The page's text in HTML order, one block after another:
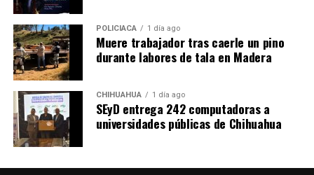
POLICIACA 1 día ago
Muere trabajador tras caerle un pino
durante labores de tala en Madera
CHIHUAHUA 1 día ago
SEyD entrega 242 computadoras a
universidades públicas de Chihuahua